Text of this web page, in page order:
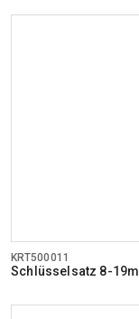
KRT500011
Schlüsselsatz 8-